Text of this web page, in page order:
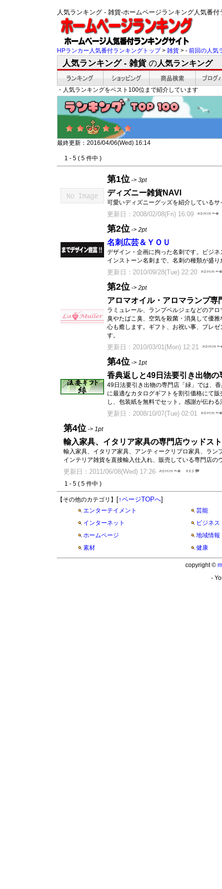
人気ランキング - 雑貨-ホームページランキング人気番
HPランカー人気番付ランキングトップ> 雑貨 > - 前回の人気
人気ランキング - 雑貨の人気ランキング
・人気ランキングをベスト100位まで紹介しています
最終更新：2016/04/06(Wed) 16:14
1 - 5 ( 5 件中 )
第1位 -> 3pt
ディズニー雑貨NAVI
可愛いディズニーグッズを紹介しているサ
更新日：2008/02/08(Fri) 16:09
第2位 -> 2pt
名刺広芸＆ＹＯＵ
デザイン・企画に拘った名刺です。ビジ
インストーン名刺まで、名刺の種類が盛
更新日：2010/09/28(Tue) 22:20
第2位 -> 2pt
アロマオイル・アロマランプ専
ラミュレール、ランプベルジェなどのア
臭やたばこ臭、空気を殺菌・消臭して優
心も癒します。ギフト、お祝い事、プレ
す。
更新日：2010/03/01(Mon) 12:21
第4位 -> 1pt
香典返しと49日法要引き出物の
49日法要引き出物の専門店「緑」では、
に最適なカタログギフトを割引価格にて
し、包装紙を無料でセット。感謝が伝わ
更新日：2008/10/07(Tue) 02:01
第4位 -> 1pt
輸入家具、イタリア家具の専門店ウッドス
輸入家具、イタリア家具、アンティークリプロ家具、ラン
インテリア雑貨を直接輸入仕入れ、販売している専門店の
更新日：2011/06/08(Wed) 17:26
1 - 5 ( 5 件中 )
【その他のカテゴリ】 [↑ページTOPへ]
エンターテイメント
芸能
インターネット
ビジネス
ホームページ
地域情報
素材
健康
copyright ©
-